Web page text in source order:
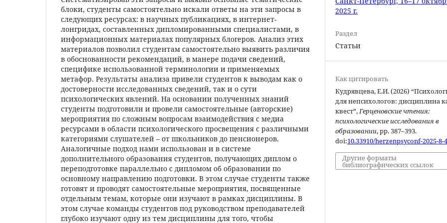
блоки, студенты самостоятельно искали ответы на эти запросы в
следующих ресурсах: в научных публикациях, в интернет-
лонгридах, составленных дипломированными специалистами, в
информационных материалах популярных блогеров. Анализ этих
материалов позволил студентам самостоятельно выявить различия
в обоснованности рекомендаций, в манере подачи сведений,
специфике использованной терминологии и применяемых
метафор. Результаты анализа привели студентов к выводам как о
достоверности исследованных сведений, так и о сути
психологических явлений. На основании полученных знаний
студенты подготовили и провели самостоятельные (авторские)
мероприятия по сложным вопросам взаимодействия с медиа
ресурсами в области психологического просвещения с различными
категориями слушателей – от школьников до пенсионеров.
Аналогичные подход нами использован и в системе
дополнительного образования студентов, получающих диплом о
переподготовке параллельно с дипломом об образовании по
основному направлению подготовки. В этом случае студенты также
готовят и проводят самостоятельные мероприятия, посвященные
отдельным темам, которые они изучают в рамках дисциплины. В
этом случае команды студентов под руководством преподавателей
глубоко изучают одну из тем дисциплины для того, чтобы
2025 г.
Раздел
Статьи
Как цитировать
Кудрявцева, Е.И. (2026)
для непсихологов: дисциплина
квест”,Герценовские чтения:
психологические исследования в
образовании, pp. 387–393.
doi:10.33910/herzenpsyconf-2025-8-
Другие форматы
библиографических ссылок